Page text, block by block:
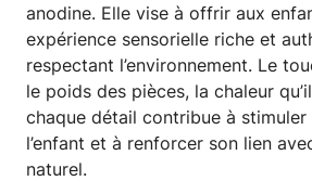
anodine. Elle vise à offrir aux
expérience sensorielle riche et
respectant l’environnement. Le
le poids des pièces, la chaleur
chaque détail contribue à stimuler
l’enfant et à renforcer son lien
naturel.